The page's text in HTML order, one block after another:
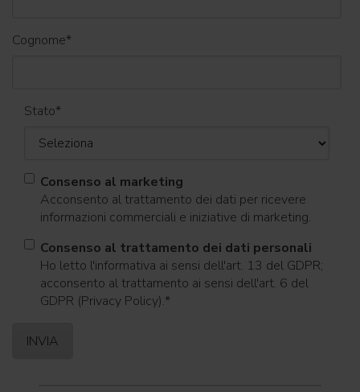
Cognome*
Stato*
Consenso al marketing
Acconsento al trattamento dei dati per ricevere
informazioni commerciali e iniziative di marketing.
Consenso al trattamento dei dati personali
Ho letto l'informativa ai sensi dell'art. 13 del GDPR;
acconsento al trattamento ai sensi dell'art. 6 del
GDPR (Privacy Policy).*